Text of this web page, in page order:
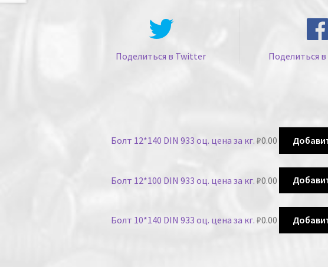
Поделиться в Twitter Поделиться
Болт 12*140 DIN 933 оц. цена за кг. ₽0.00
Болт 12*100 DIN 933 оц. цена за кг. ₽0.00
Болт 10*140 DIN 933 оц. цена за кг. ₽0.00